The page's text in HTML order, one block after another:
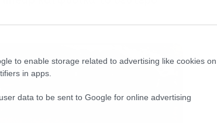
to enable storage related to advertising like cookies on
in apps.
data to be sent to Google for online advertising